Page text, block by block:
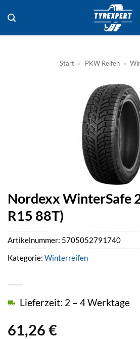
Inhalt
springen
Start » PKW Reifen »
Nordexx WinterSafe
R15 88T)
61,26 €
Lieferzeit: 2 – 4 Werktage
Artikelnummer: 5705052791740
Kategorie: Winterreifen